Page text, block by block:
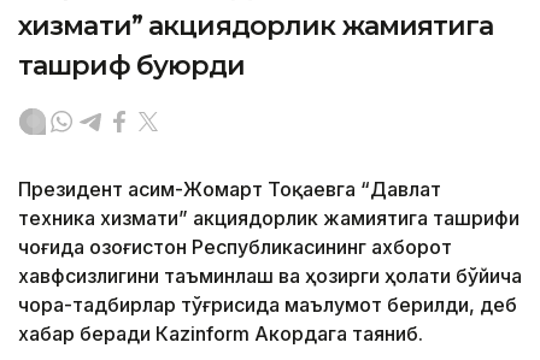
хизмати” акциядорлик жамиятига
ташриф буюрди
Президент Қасим-Жомарт Тоқаевга “Давлат
техника хизмати” акциядорлик жамиятига ташрифи
чоғида Қозоғистон Республикасининг ахборот
хавфсизлигини таъминлаш ва ҳозирги ҳолати бўйича
чора-тадбирлар тўғрисида маълумот берилди, деб
хабар беради Каzinform Акордага таяниб.